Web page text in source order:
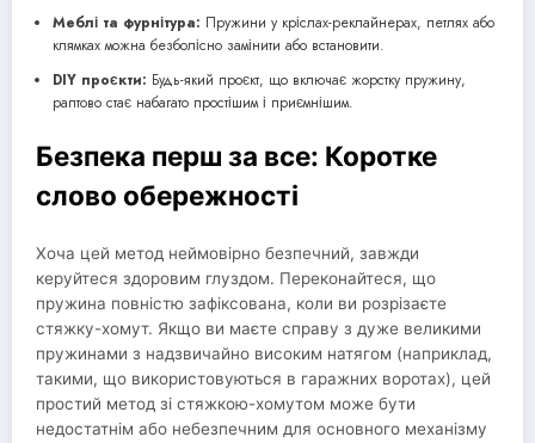
Меблі та фурнітура: Пружини у кріслах-реклайнерах, петлях або
клямках можна безболісно замінити або встановити.
DIY проєкти: Будь-який проєкт, що включає жорстку пружину,
раптово стає набагато простішим і приємнішим.
Безпека перш за все: Коротке
слово обережності
Хоча цей метод неймовірно безпечний, завжди
керуйтеся здоровим глуздом. Переконайтеся, що
пружина повністю зафіксована, коли ви розрізаєте
стяжку-хомут. Якщо ви маєте справу з дуже великими
пружинами з надзвичайно високим натягом (наприклад,
такими, що використовуються в гаражних воротах), цей
простий метод зі стяжкою-хомутом може бути
недостатнім або небезпечним для основного механізму